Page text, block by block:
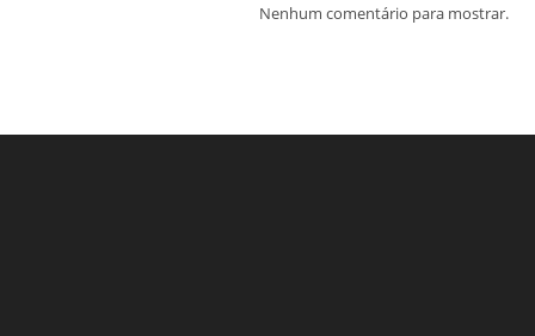
Nenhum comentário para mostrar.